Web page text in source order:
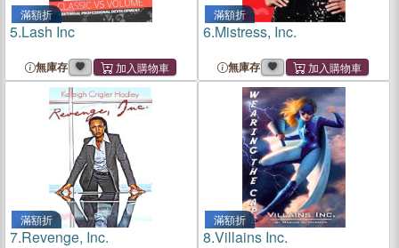
滿額折
5.Lash Inc
無庫存
滿額折
6.Mistress, Inc.
無庫存
滿額折
7.Revenge, Inc.
滿額折
8.Villains Inc.